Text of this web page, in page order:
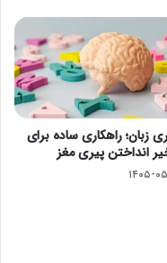
زبان؛ راهکاری ساده برای
انداختن پیری مغز
۰۵-۱۸